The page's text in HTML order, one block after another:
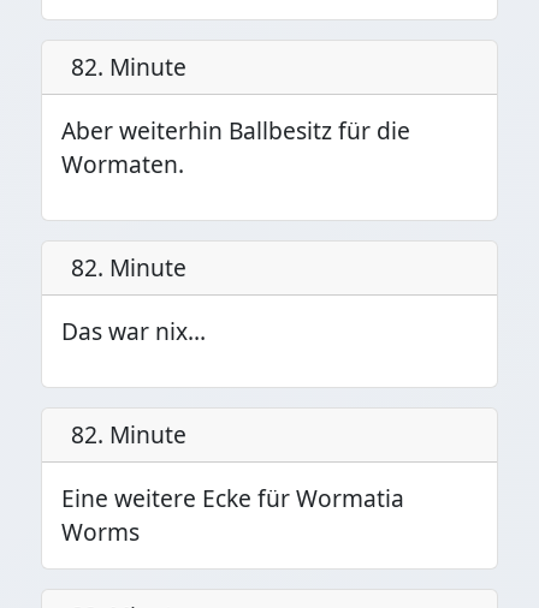
82. Minute
Aber weiterhin Ballbesitz für die
Wormaten.
82. Minute
Das war nix…
82. Minute
Eine weitere Ecke für Wormatia
Worms